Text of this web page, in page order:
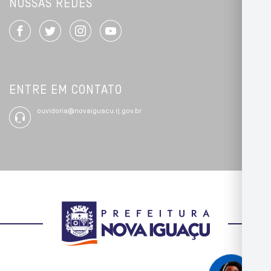
NOSSAS REDES
ENTRE EM CONTATO
ouvidoria@novaiguacu.rj.gov.br